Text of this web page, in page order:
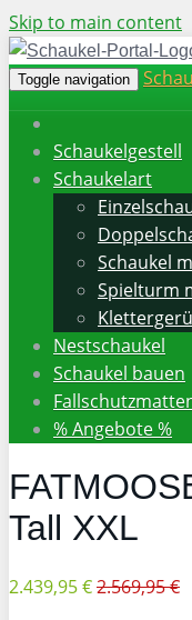
Skip to main content
Toggle navigation
Schaukelgestell
Schaukelart
Schaukel
Spielturm
Nestschaukel
Schaukel bauen
% Angebote %
Tall XXL
2.439,95 €2.569,95 €